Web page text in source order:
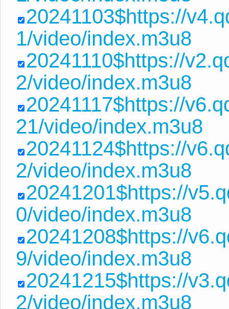
20241103$https://
1/video/index.m3u8
20241110$https://
2/video/index.m3u8
20241117$https://
21/video/index.m3u8
20241124$https://
2/video/index.m3u8
20241201$https://
0/video/index.m3u8
20241208$https://
9/video/index.m3u8
20241215$https://
2/video/index.m3u8